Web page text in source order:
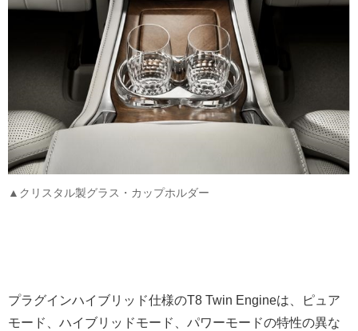
▲クリスタル製グラス・カップホルダー
プラグインハイブリッド仕様のT8 Twin Engineは、ピュア
モード、ハイブリッドモード、パワーモードの特性の異な